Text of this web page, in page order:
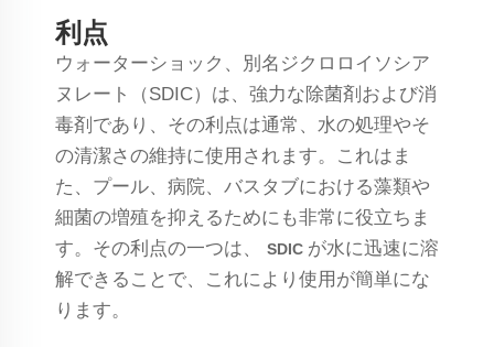
利点
ウォーターショック、別名ジクロロイソシア
ヌレート（SDIC）は、強力な除菌剤および消
毒剤であり、その利点は通常、水の処理やそ
の清潔さの維持に使用されます。これはま
た、プール、病院、バスタブにおける藻類や
細菌の増殖を抑えるためにも非常に役立ちま
す。その利点の一つは、 SDIC が水に迅速に溶
解できることで、これにより使用が簡単にな
ります。